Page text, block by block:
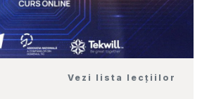
Vezi lista lecțiilor